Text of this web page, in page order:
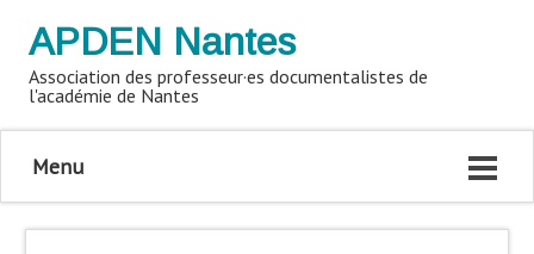
APDEN Nantes
Association des professeur·es documentalistes de
l'académie de Nantes
Menu